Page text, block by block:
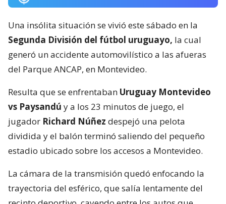
Una insólita situación se vivió este sábado en la
Segunda División del fútbol uruguayo, la cual
generó un accidente automovilístico a las afueras
del Parque ANCAP, en Montevideo.
Resulta que se enfrentaban Uruguay Montevideo
vs Paysandú y a los 23 minutos de juego, el
jugador Richard Núñez despejó una pelota
dividida y el balón terminó saliendo del pequeño
estadio ubicado sobre los accesos a Montevideo.
La cámara de la transmisión quedó enfocando la
trayectoria del esférico, que salía lentamente del